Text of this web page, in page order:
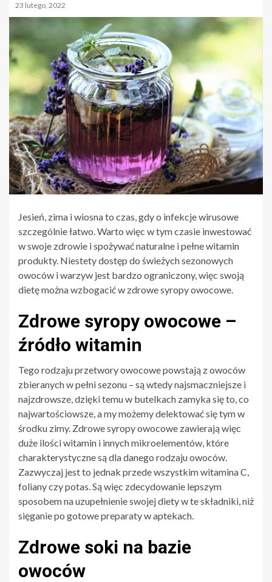
23 lutego, 2022
Jesień, zima i wiosna to czas, gdy o infekcje wirusowe
szczególnie łatwo. Warto więc w tym czasie inwestować
w swoje zdrowie i spożywać naturalne i pełne witamin
produkty. Niestety dostęp do świeżych sezonowych
owoców i warzyw jest bardzo ograniczony, więc swoją
dietę można wzbogacić w zdrowe syropy owocowe.
Zdrowe syropy owocowe –
źródło witamin
Tego rodzaju przetwory owocowe powstają z owoców
zbieranych w pełni sezonu – są wtedy najsmaczniejsze i
najzdrowsze, dzięki temu w butelkach zamyka się to, co
najwartościowsze, a my możemy delektować się tym w
środku zimy. Zdrowe syropy owocowe zawierają więc
duże ilości witamin i innych mikroelementów, które
charakterystyczne są dla danego rodzaju owoców.
Zazwyczaj jest to jednak przede wszystkim witamina C,
foliany czy potas. Są więc zdecydowanie lepszym
sposobem na uzupełnienie swojej diety w te składniki, niż
sięganie po gotowe preparaty w aptekach.
Zdrowe soki na bazie
owoców